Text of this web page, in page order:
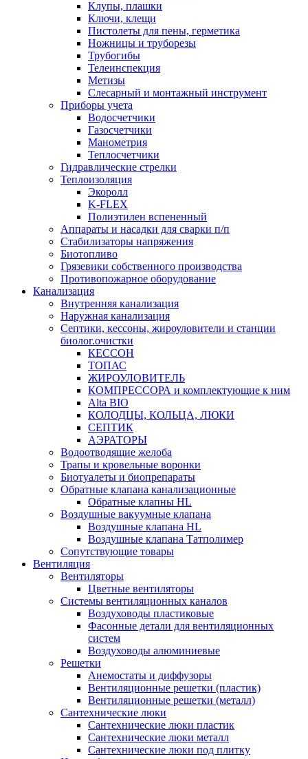
Клупы, плашки
Ключи, клещи
Пистолеты для пены, герметика
Ножницы и труборезы
Трубогибы
Телеинспекция
Метизы
Слесарный и монтажный инструмент
Приборы учета
Водосчетчики
Газосчетчики
Манометрия
Теплосчетчики
Гидравлические стрелки
Теплоизоляция
Экоролл
K-FLEX
Полиэтилен вспененный
Аппараты и насадки для сварки п/п
Стабилизаторы напряжения
Биотопливо
Грязевики собственного производства
Противопожарное оборудование
Канализация
Внутренняя канализация
Наружная канализация
Септики, кессоны, жироуловители и станции
биолог.очистки
КЕССОН
ТОПАС
ЖИРОУЛОВИТЕЛЬ
КОМПРЕССОРА и комплектующие к ним
Alta BIO
КОЛОДЦЫ, КОЛЬЦА, ЛЮКИ
СЕПТИК
АЭРАТОРЫ
Водоотводящие желоба
Трапы и кровельные воронки
Биотуалеты и биопрепараты
Обратные клапана канализационные
Обратные клапны HL
Воздушные вакуумные клапана
Воздушные клапана HL
Воздушные клапана Татполимер
Сопутствующие товары
Вентиляция
Вентиляторы
Цветные вентиляторы
Системы вентиляционных каналов
Воздуховоды пластиковые
Фасонные детали для вентиляционных
систем
Воздуховоды алюминиевые
Решетки
Анемостаты и диффузоры
Вентиляционные решетки (пластик)
Вентиляционные решетки (металл)
Сантехнические люки
Сантехнические люки пластик
Сантехнические люки металл
Сантехнические люки под плитку